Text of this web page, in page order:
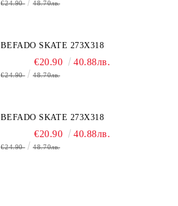
€24.90 48.70лв.
BEFADO SKATE 273X318
€20.90 40.88лв.
€24.90 48.70лв.
BEFADO SKATE 273X318
€20.90 40.88лв.
€24.90 48.70лв.